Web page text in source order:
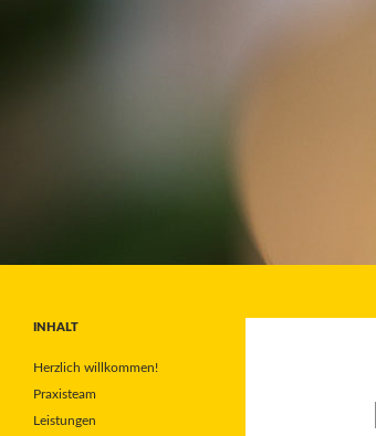
INHALT
Herzlich willkommen!
Praxisteam
Leistungen